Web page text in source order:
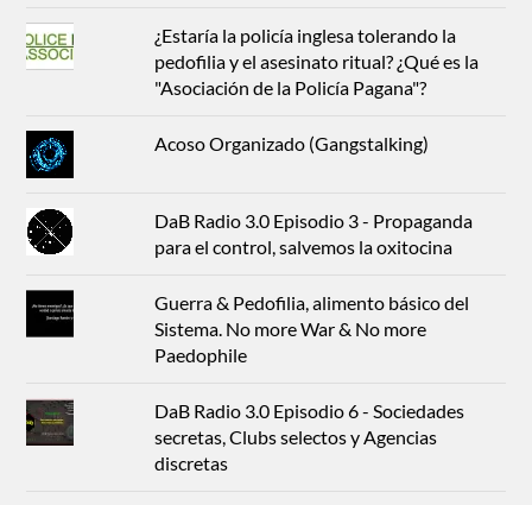
¿Estaría la policía inglesa tolerando la
pedofilia y el asesinato ritual? ¿Qué es la
"Asociación de la Policía Pagana"?
Acoso Organizado (Gangstalking)
DaB Radio 3.0 Episodio 3 - Propaganda
para el control, salvemos la oxitocina
Guerra & Pedofilia, alimento básico del
Sistema. No more War & No more
Paedophile
DaB Radio 3.0 Episodio 6 - Sociedades
secretas, Clubs selectos y Agencias
discretas